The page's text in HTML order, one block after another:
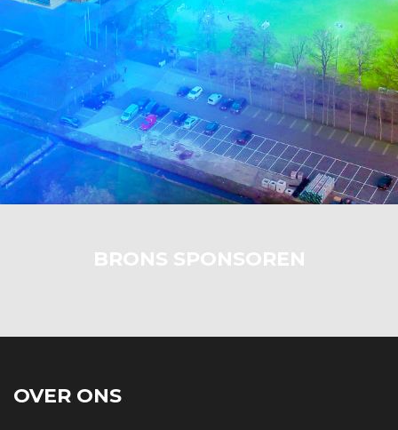
BRONS SPONSOREN
OVER ONS